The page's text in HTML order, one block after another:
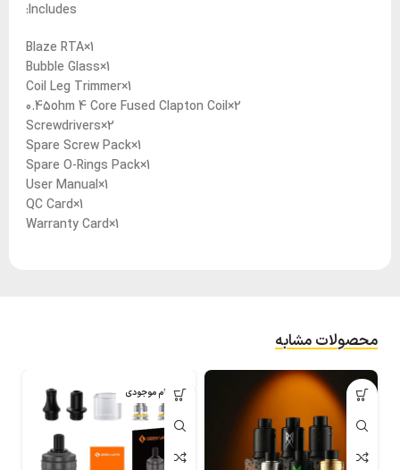
Includes:
1×Blaze RTA
1×Bubble Glass
1×Coil Leg Trimmer
2×0.45ohm 4 Core Fused Clapton Coil
2×Screwdrivers
1×Spare Screw Pack
1×Spare O-Rings Pack
1×User Manual
1×QC Card
1×Warranty Card
محصولات مشابه
اتمام موجودی